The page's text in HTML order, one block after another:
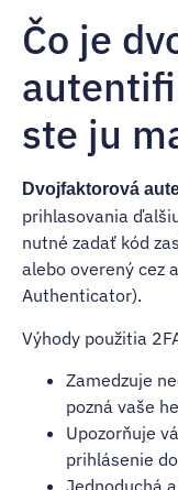
Čo je
ste ju
Dvojfaktorová
prihlasovania
nutné zadať kód
alebo overený cez
Authenticator).
Výhody použitia
Zamedzuje
pozná vaše
Upozorňuje
prihlásenie